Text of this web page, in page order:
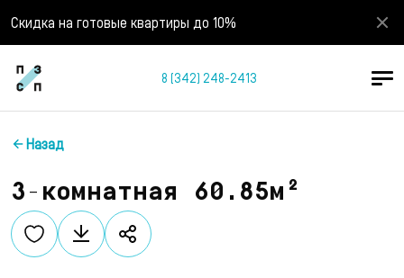
Скидка на готовые квартиры до 10%
8 (342) 248-2413
Назад
3-комнатная 60.85м²